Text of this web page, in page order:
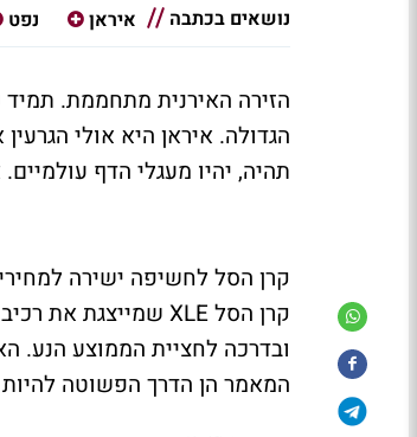
נושאים בכתבה
איראן נפט
הזירה האירנית מתחממת.
הגדולה. איראן היא אולי
תהיה, יהיו מעגלי הדף
קרן הסל לחשיפה ישירה
קרן הסלXLE שמייצגת את
ובדרכה לחציית הממוצע הנע.
המאמר הן הדרך הפשוטה